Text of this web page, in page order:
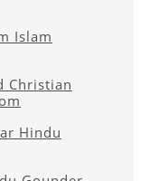
Islam
Christian
Hindu